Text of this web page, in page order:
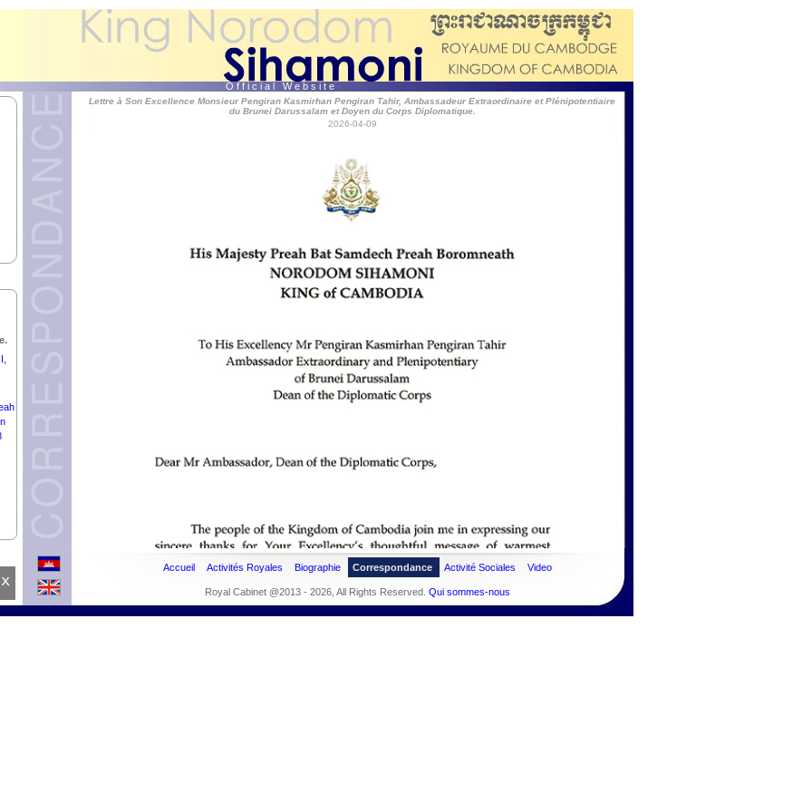
O f f i c i a l W e b s i t e
Lettre à Son Excellence Monsieur Pengiran Kasmirhan Pengiran Tahir, Ambassadeur Extraordinaire et Plénipotentiaire
du Brunei Darussalam et Doyen du Corps Diplomatique.
2026-04-09
x
Accueil Activités Royales Biographie Correspondance Activité Sociales Video
Royal Cabinet @2013 - 2026, All Rights Reserved. Qui sommes-nous